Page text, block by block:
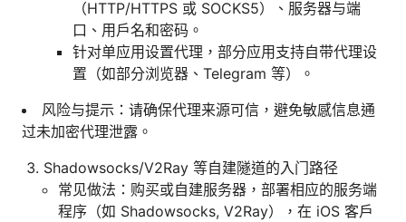
（HTTP/HTTPS 或 SOCKS5）、服务器与端
口、用户名和密码。
针对单应用设置代理，部分应用支持自带代理设
置（如部分浏览器、Telegram 等）。
风险与提示：请确保代理来源可信，避免敏感信息通
过未加密代理泄露。
Shadowsocks/V2Ray 等自建隧道的入门路径
常见做法：购买或自建服务器，部署相应的服务端
程序（如 Shadowsocks, V2Ray），在 iOS 客户